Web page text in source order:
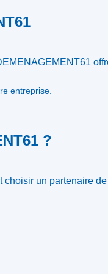
entreprise.
?
un partenaire